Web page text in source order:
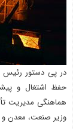
در پی دستور رئیس
حفظ اشتغال و
هماهنگی مدیریت
وزیر صنعت، معدن